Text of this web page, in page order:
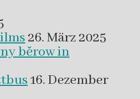
26. März 2025
běrow in
16. Dezember